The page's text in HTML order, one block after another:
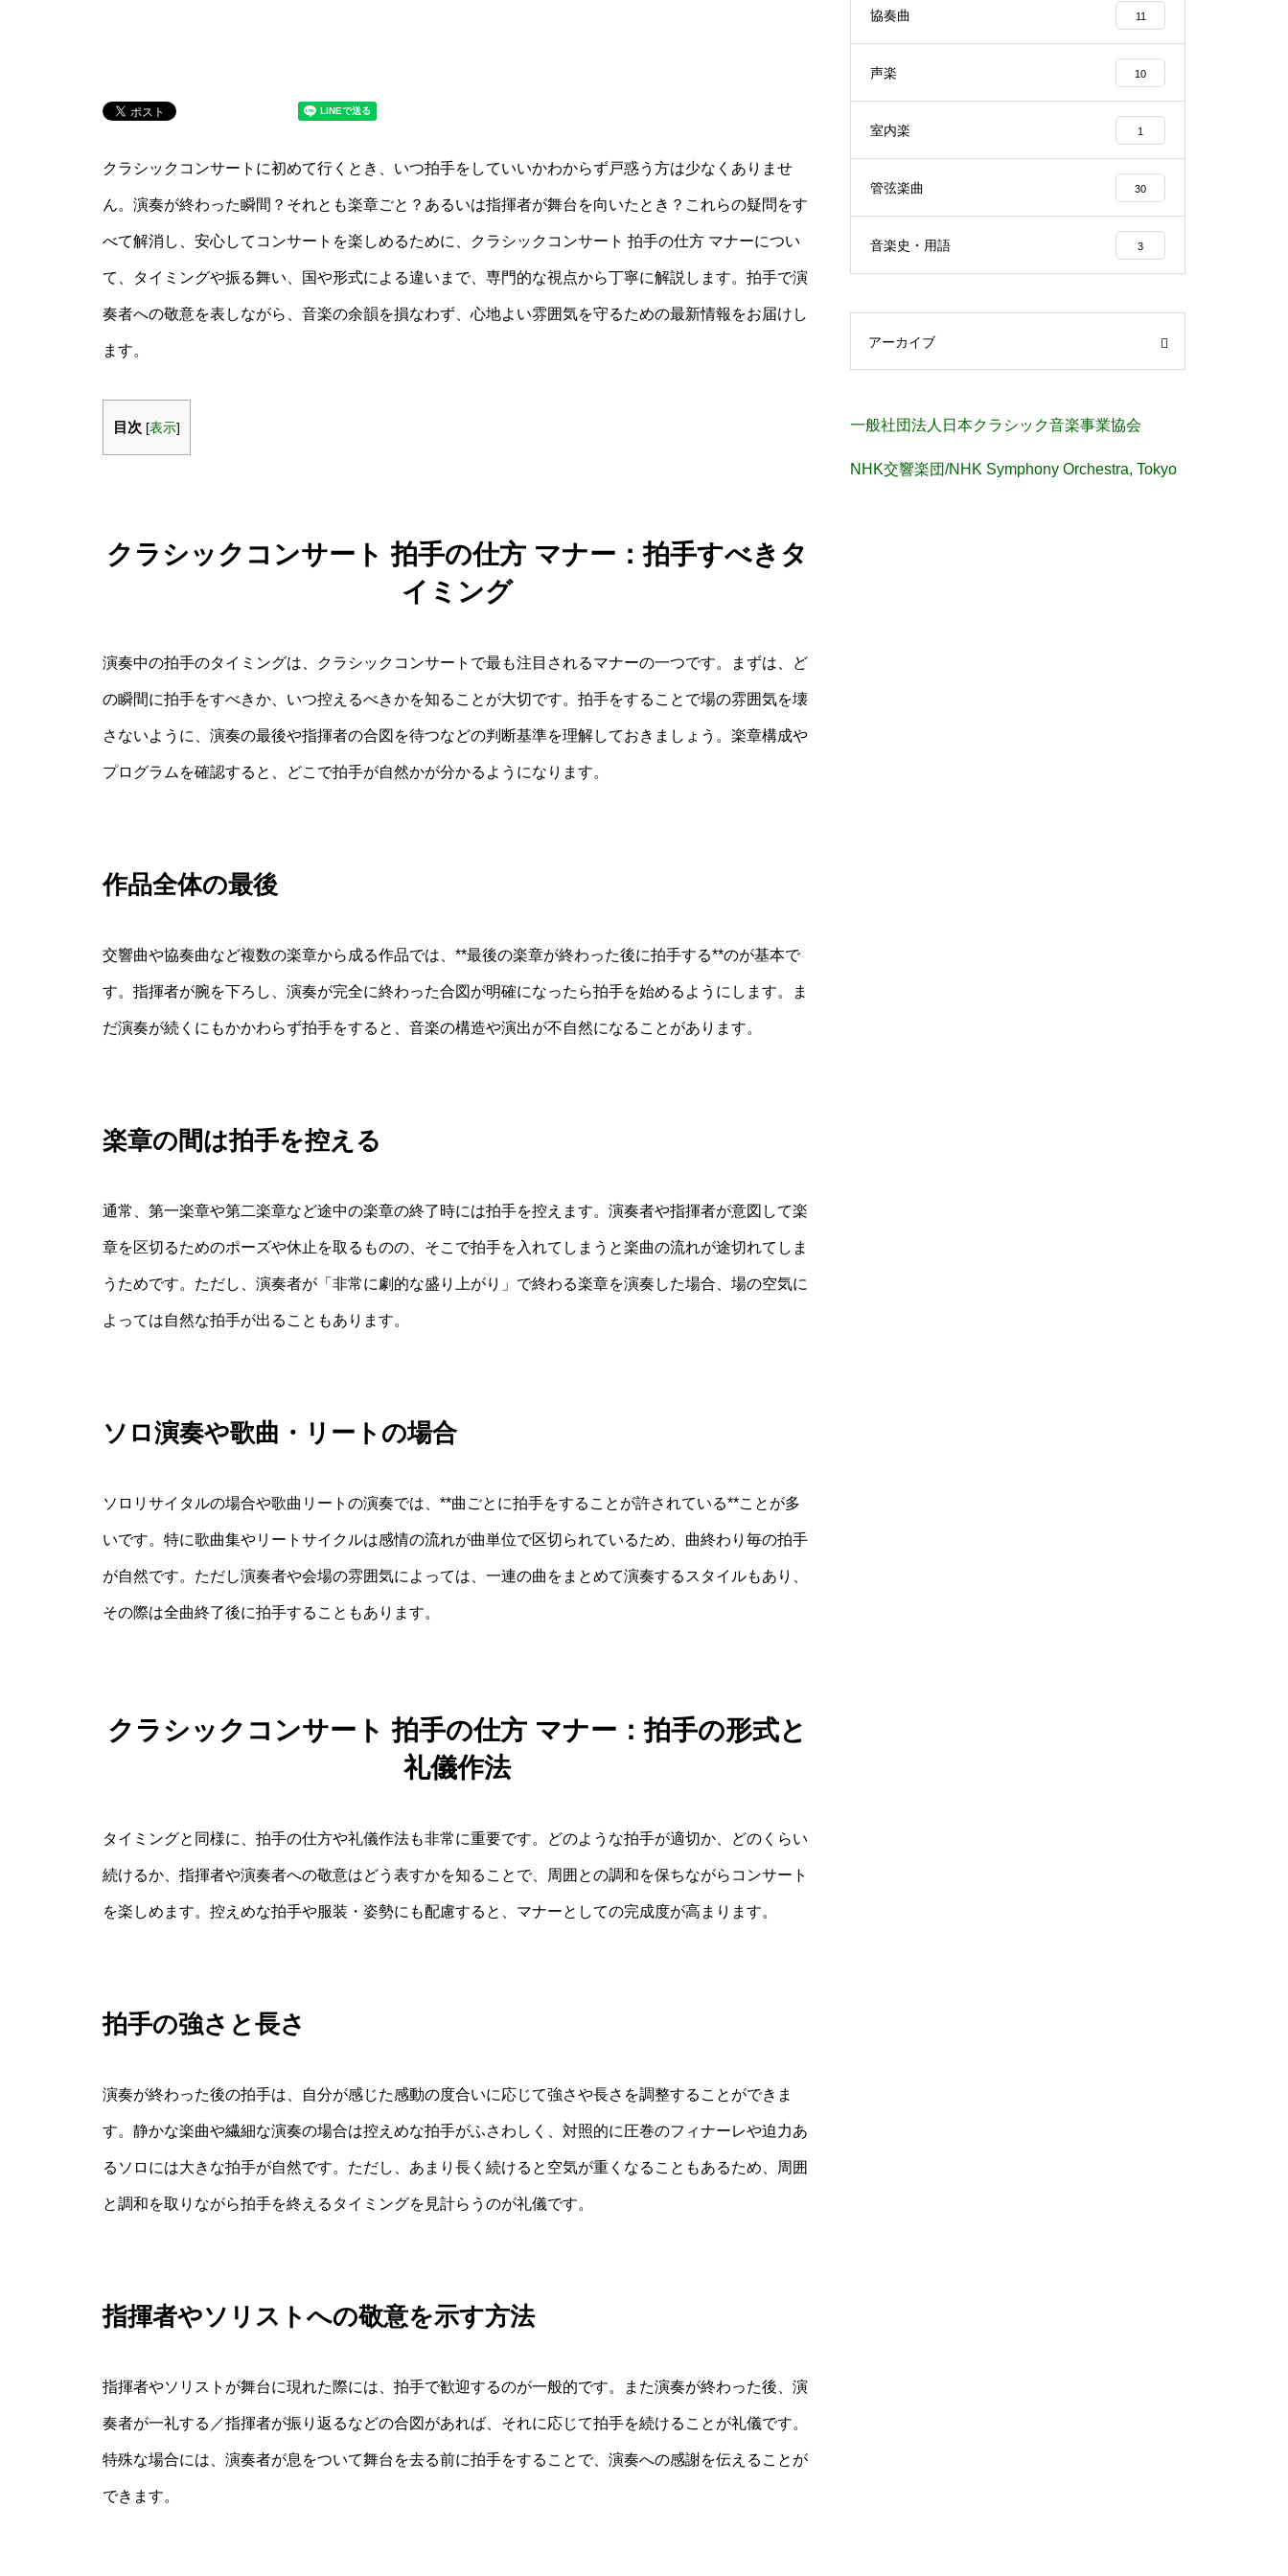
クラシックコンサートに初めて行くとき、いつ拍手をしていいかわからず戸惑う方は少なくありませ
ん。演奏が終わった瞬間？それとも楽章ごと？あるいは指揮者が舞台を向いたとき？これらの疑問をす
べて解消し、安心してコンサートを楽しめるために、クラシックコンサート 拍手の仕方 マナーについ
て、タイミングや振る舞い、国や形式による違いまで、専門的な視点から丁寧に解説します。拍手で演
奏者への敬意を表しながら、音楽の余韻を損なわず、心地よい雰囲気を守るための最新情報をお届けし
ます。
目次 [表示]
クラシックコンサート 拍手の仕方 マナー：拍手すべきタ
イミング
演奏中の拍手のタイミングは、クラシックコンサートで最も注目されるマナーの一つです。まずは、ど
の瞬間に拍手をすべきか、いつ控えるべきかを知ることが大切です。拍手をすることで場の雰囲気を壊
さないように、演奏の最後や指揮者の合図を待つなどの判断基準を理解しておきましょう。楽章構成や
プログラムを確認すると、どこで拍手が自然かが分かるようになります。
作品全体の最後
交響曲や協奏曲など複数の楽章から成る作品では、**最後の楽章が終わった後に拍手する**のが基本で
す。指揮者が腕を下ろし、演奏が完全に終わった合図が明確になったら拍手を始めるようにします。ま
だ演奏が続くにもかかわらず拍手をすると、音楽の構造や演出が不自然になることがあります。
楽章の間は拍手を控える
通常、第一楽章や第二楽章など途中の楽章の終了時には拍手を控えます。演奏者や指揮者が意図して楽
章を区切るためのポーズや休止を取るものの、そこで拍手を入れてしまうと楽曲の流れが途切れてしま
うためです。ただし、演奏者が「非常に劇的な盛り上がり」で終わる楽章を演奏した場合、場の空気に
よっては自然な拍手が出ることもあります。
ソロ演奏や歌曲・リートの場合
ソロリサイタルの場合や歌曲リートの演奏では、**曲ごとに拍手をすることが許されている**ことが多
いです。特に歌曲集やリートサイクルは感情の流れが曲単位で区切られているため、曲終わり毎の拍手
が自然です。ただし演奏者や会場の雰囲気によっては、一連の曲をまとめて演奏するスタイルもあり、
その際は全曲終了後に拍手することもあります。
クラシックコンサート 拍手の仕方 マナー：拍手の形式と
礼儀作法
タイミングと同様に、拍手の仕方や礼儀作法も非常に重要です。どのような拍手が適切か、どのくらい
続けるか、指揮者や演奏者への敬意はどう表すかを知ることで、周囲との調和を保ちながらコンサート
を楽しめます。控えめな拍手や服装・姿勢にも配慮すると、マナーとしての完成度が高まります。
拍手の強さと長さ
演奏が終わった後の拍手は、自分が感じた感動の度合いに応じて強さや長さを調整することができま
す。静かな楽曲や繊細な演奏の場合は控えめな拍手がふさわしく、対照的に圧巻のフィナーレや迫力あ
るソロには大きな拍手が自然です。ただし、あまり長く続けると空気が重くなることもあるため、周囲
と調和を取りながら拍手を終えるタイミングを見計らうのが礼儀です。
指揮者やソリストへの敬意を示す方法
指揮者やソリストが舞台に現れた際には、拍手で歓迎するのが一般的です。また演奏が終わった後、演
奏者が一礼する／指揮者が振り返るなどの合図があれば、それに応じて拍手を続けることが礼儀です。
特殊な場合には、演奏者が息をついて舞台を去る前に拍手をすることで、演奏への感謝を伝えることが
できます。
協奏曲 11
声楽 10
室内楽 1
管弦楽曲 30
音楽史・用語 3
アーカイブ
一般社団法人日本クラシック音楽事業協会
NHK交響楽団/NHK Symphony Orchestra, Tokyo